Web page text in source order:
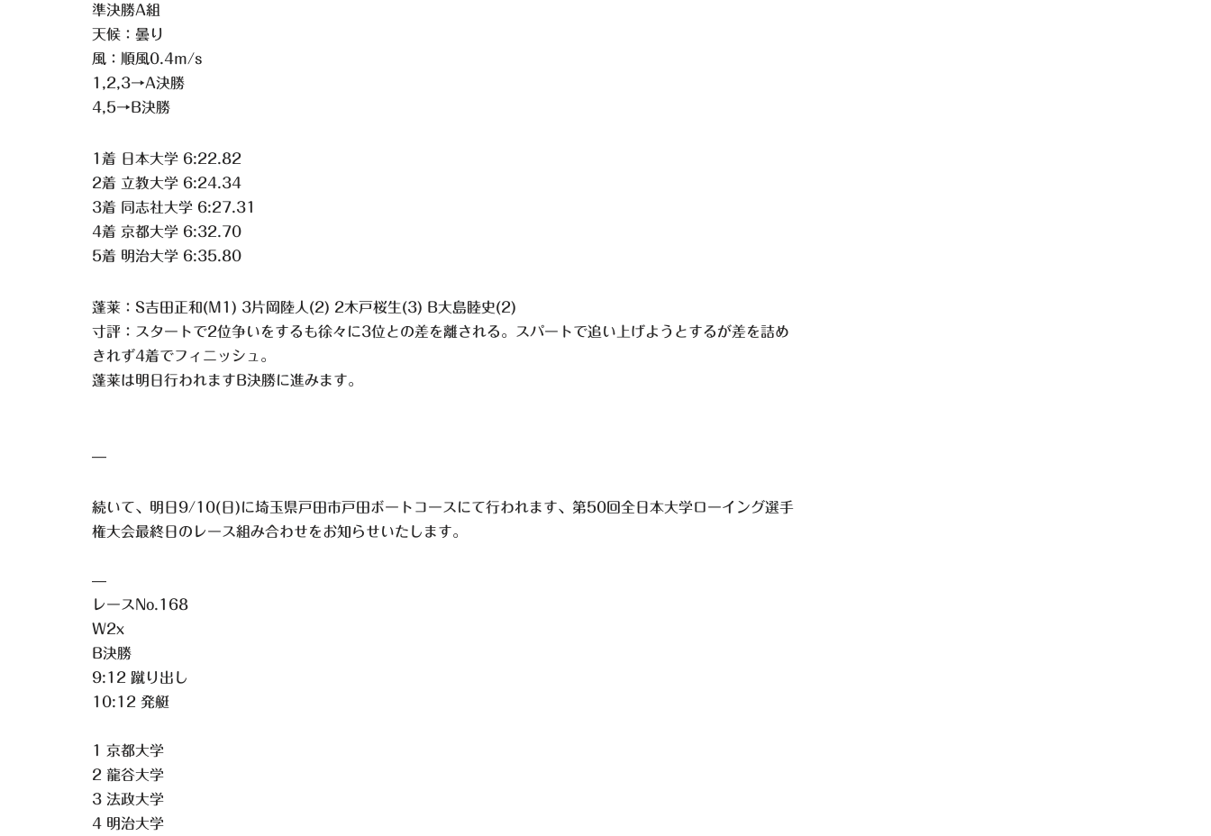
準決勝A組
天候：曇り
風：順風0.4m/s
1,2,3→A決勝
4,5→B決勝
1着 日本大学 6:22.82
2着 立教大学 6:24.34
3着 同志社大学 6:27.31
4着 京都大学 6:32.70
5着 明治大学 6:35.80
蓬莱：S吉田正和(M1) 3片岡陸人(2) 2木戸桜生(3) B大島睦史(2)
寸評：スタートで2位争いをするも徐々に3位との差を離される。スパートで追い上げようとするが差を詰め
きれず4着でフィニッシュ。
蓬莱は明日行われますB決勝に進みます。
—
続いて、明日9/10(日)に埼玉県戸田市戸田ボートコースにて行われます、第50回全日本大学ローイング選手
権大会最終日のレース組み合わせをお知らせいたします。
—
レースNo.168
W2x
B決勝
9:12 蹴り出し
10:12 発艇
1 京都大学
2 龍谷大学
3 法政大学
4 明治大学